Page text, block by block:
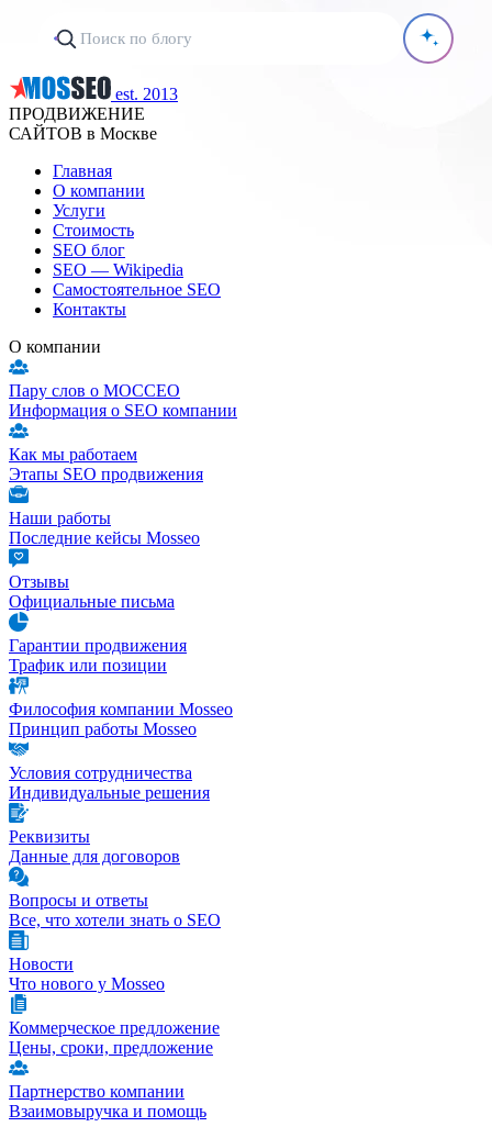
est. 2013
ПРОДВИЖЕНИЕ
САЙТОВ в Москве
Главная
О компании
Услуги
Стоимость
SEO блог
SEO — Wikipedia
Самостоятельное SEO
Контакты
О компании
Пару слов о МОССЕО
Информация о SEO компании
Как мы работаем
Этапы SEO продвижения
Наши работы
Последние кейсы Mosseo
Отзывы
Официальные письма
Гарантии продвижения
Трафик или позиции
Философия компании Mosseo
Принцип работы Mosseo
Условия сотрудничества
Индивидуальные решения
Реквизиты
Данные для договоров
Вопросы и ответы
Все, что хотели знать о SEO
Новости
Что нового у Mosseo
Коммерческое предложение
Цены, сроки, предложение
Партнерство компании
Взаимовыручка и помощь